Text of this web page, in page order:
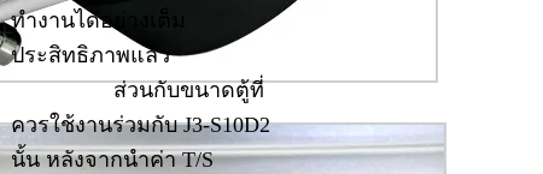
ทำงานได้อย่างเต็ม
ประสิทธิภาพแล้ว
ส่วนกับขนาดตู้ที่
ควรใช้งานร่วมกับ J3-S10D2
นั้น หลังจากนำค่า T/S